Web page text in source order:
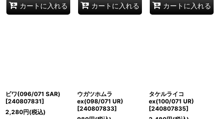
カートに入れる カートに入れる カートに入れる
ビワ(096/071 SAR)
[240807831]
2,280円(税込)
ウガツホムラ
ex(098/071 UR)
[240807833]
タケルライコ
ex(100/071 UR)
[240807835]